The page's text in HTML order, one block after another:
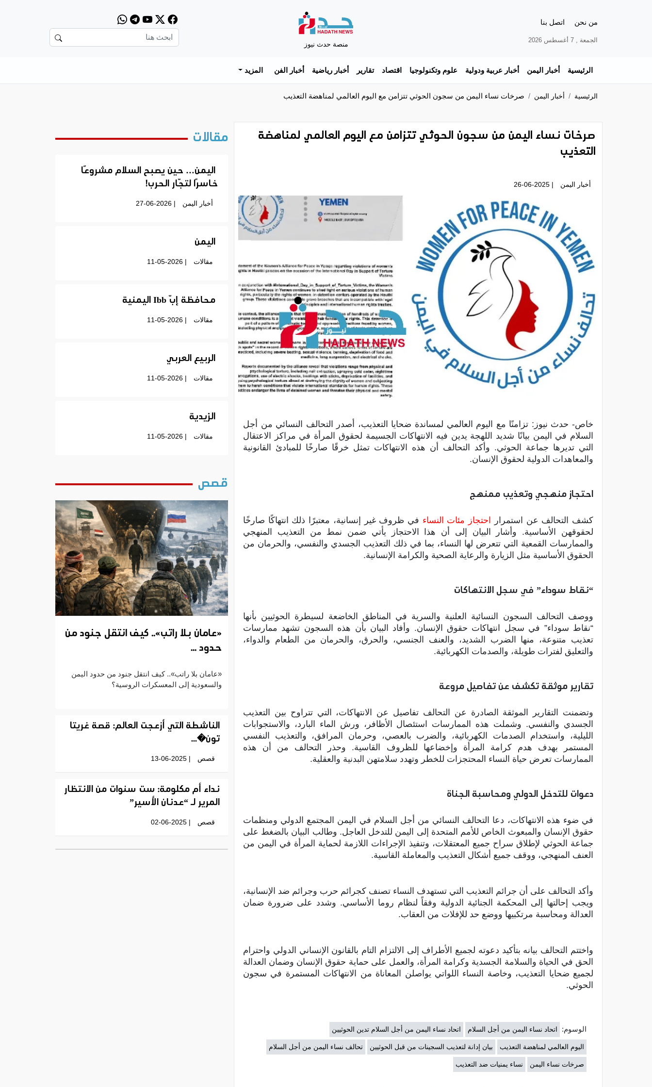
من نحن اتصل بنا
الجمعة , 7 أغسطس 2026
منصة حدث نيوز
الرئيسية أخبار اليمن أخبار عربية ودولية علوم وتكنولوجيا اقتصاد تقارير أخبار رياضية أخبار الفن المزيد
الرئيسية أخبار اليمن صرخات نساء اليمن من سجون الحوثي تتزامن مع اليوم العالمي لمناهضة التعذيب
صرخات نساء اليمن من سجون الحوثي تتزامن مع اليوم العالمي لمناهضة
التعذيب
أخبار اليمن | 26-06-2025
خاص- حدث نيوز: تزامنًا مع اليوم العالمي لمساندة ضحايا التعذيب، أصدر التحالف النسائي من أجل
السلام في اليمن بيانًا شديد اللهجة يدين فيه الانتهاكات الجسيمة لحقوق المرأة في مراكز الاعتقال
التي تديرها جماعة الحوثي. وأكد التحالف أن هذه الانتهاكات تمثل خرقًا صارخًا للمبادئ القانونية
والمعاهدات الدولية لحقوق الإنسان.
احتجاز منهجي وتعذيب ممنهج
كشف التحالف عن استمرار احتجاز مئات النساء في ظروف غير إنسانية، معتبرًا ذلك انتهاكًا صارخًا
لحقوقهن الأساسية. وأشار البيان إلى أن هذا الاحتجاز يأتي ضمن نمط من التعذيب المنهجي
والممارسات القمعية التي تتعرض لها النساء، بما في ذلك التعذيب الجسدي والنفسي، والحرمان من
الحقوق الأساسية مثل الزيارة والرعاية الصحية والكرامة الإنسانية.
“نقاط سوداء” في سجل الانتهاكات
ووصف التحالف السجون النسائية العلنية والسرية في المناطق الخاضعة لسيطرة الحوثيين بأنها
“نقاط سوداء” في سجل انتهاكات حقوق الإنسان. وأفاد البيان بأن هذه السجون تشهد ممارسات
تعذيب متنوعة، منها الضرب الشديد، والعنف الجنسي، والحرق، والحرمان من الطعام والدواء،
والتعليق لفترات طويلة، والصدمات الكهربائية.
تقارير موثقة تكشف عن تفاصيل مروعة
وتضمنت التقارير الموثقة الصادرة عن التحالف تفاصيل عن الانتهاكات، التي تتراوح بين التعذيب
الجسدي والنفسي. وشملت هذه الممارسات استئصال الأظافر، ورش الماء البارد، والاستجوابات
الليلية، واستخدام الصدمات الكهربائية، والضرب بالعصي، وحرمان المرافق، والتعذيب النفسي
المستمر بهدف هدم كرامة المرأة وإخضاعها للظروف القاسية. وحذر التحالف من أن هذه
الممارسات تعرض حياة النساء المحتجزات للخطر وتهدد سلامتهن البدنية والعقلية.
دعوات للتدخل الدولي ومحاسبة الجناة
في ضوء هذه الانتهاكات، دعا التحالف النسائي من أجل السلام في اليمن المجتمع الدولي ومنظمات
حقوق الإنسان والمبعوث الخاص للأمم المتحدة إلى اليمن للتدخل العاجل. وطالب البيان بالضغط على
جماعة الحوثي لإطلاق سراح جميع المعتقلات، وتنفيذ الإجراءات اللازمة لحماية المرأة في اليمن من
العنف المنهجي، ووقف جميع أشكال التعذيب والمعاملة القاسية.
وأكد التحالف على أن جرائم التعذيب التي تستهدف النساء تصنف كجرائم حرب وجرائم ضد الإنسانية،
ويجب إحالتها إلى المحكمة الجنائية الدولية وفقاً لنظام روما الأساسي. وشدد على ضرورة ضمان
العدالة ومحاسبة مرتكبيها ووضع حد للإفلات من العقاب.
واختتم التحالف بيانه بتأكيد دعوته لجميع الأطراف إلى الالتزام التام بالقانون الإنساني الدولي واحترام
الحق في الحياة والسلامة الجسدية وكرامة المرأة، والعمل على حماية حقوق الإنسان وضمان العدالة
لجميع ضحايا التعذيب، وخاصة النساء اللواتي يواصلن المعاناة من الانتهاكات المستمرة في سجون
الحوثي.
الوسوم: اتحاد نساء اليمن من أجل السلام اتحاد نساء اليمن من أجل السلام تدين الحوثيين
اليوم العالمي لمناهضة التعذيب بيان إدانة لتعذيب السجينات من قبل الحوثيين تحالف نساء اليمن من أجل السلام
صرخات نساء اليمن نساء يمنيات ضد التعذيب
مقالات
اليمن… حين يصبح السلام مشروعًا
خاسرًا لتجّار الحرب!
أخبار اليمن | 27-06-2026
اليمن
مقالات | 11-05-2026
محافظة إبّ Ibb اليمنية
مقالات | 11-05-2026
الربيع العربي
مقالات | 11-05-2026
الزيدية
مقالات | 11-05-2026
قصص
«عامان بلا راتب».. كيف انتقل جنود من
حدود ...
«عامان بلا راتب».. كيف انتقل جنود من حدود اليمن
والسعودية إلى المعسكرات الروسية؟
الناشطة التي أزعجت العالم: قصة غريتا
تون�...
قصص | 13-06-2025
نداء أم مكلومة: ست سنوات من الانتظار
المرير لـ “عدنان الأسير”
قصص | 02-06-2025